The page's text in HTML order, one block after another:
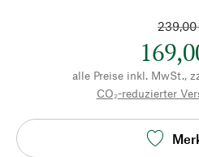
239,00
alle Preise inkl. MwSt.,
CO₂-reduzierter